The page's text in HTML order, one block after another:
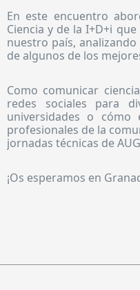
En este encuentro
Ciencia y de la I+D+i
nuestro país,
de algunos de los
Como comunicar
redes sociales para
universidades o
profesionales de la
jornadas técnicas de
¡Os esperamos en